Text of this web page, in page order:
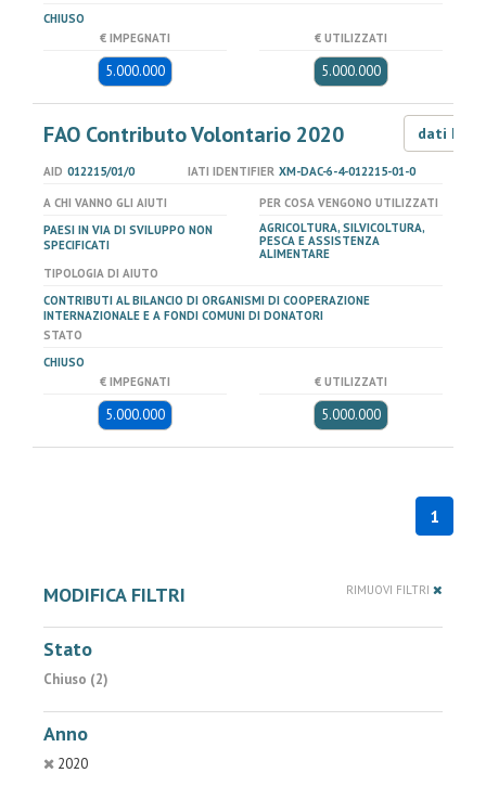
CHIUSO
€ IMPEGNATI
5.000.000
€ UTILIZZATI
5.000.000
FAO Contributo Volontario 2020 dati LOD
AID 012215/01/0 IATI IDENTIFIER XM-DAC-6-4-012215-01-0
A CHI VANNO GLI AIUTI
PAESI IN VIA DI SVILUPPO NON
SPECIFICATI
PER COSA VENGONO UTILIZZATI
AGRICOLTURA, SILVICOLTURA,
PESCA E ASSISTENZA
ALIMENTARE
TIPOLOGIA DI AIUTO
CONTRIBUTI AL BILANCIO DI ORGANISMI DI COOPERAZIONE
INTERNAZIONALE E A FONDI COMUNI DI DONATORI
STATO
CHIUSO
€ IMPEGNATI
5.000.000
€ UTILIZZATI
5.000.000
1
MODIFICA FILTRI RIMUOVI FILTRI
Stato
Chiuso (2)
Anno
2020